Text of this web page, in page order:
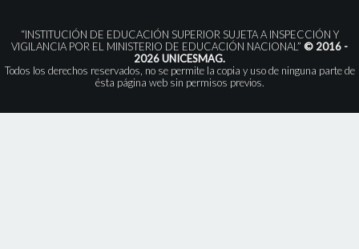
“INSTITUCIÓN DE EDUCACIÓN SUPERIOR SUJETA A INSPECCIÓN Y
VIGILANCIA POR EL MINISTERIO DE EDUCACIÓN NACIONAL” © 2016 -
2026 UNICESMAG.
Todos los derechos reservados, no se permite la copia y uso de ninguna parte de
ésta página web sin permisos previos.